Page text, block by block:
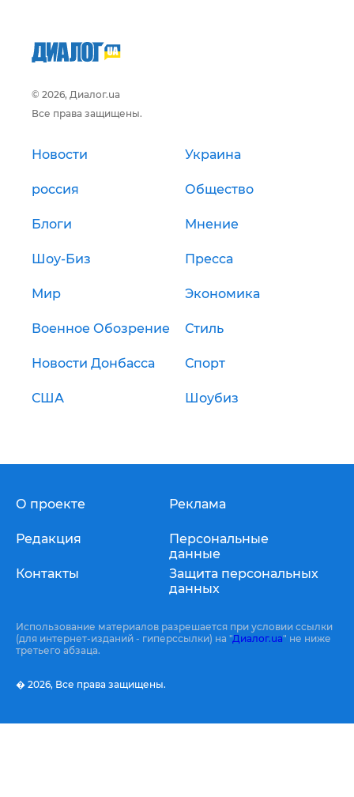
© 2026, Диалог.ua
Все права защищены.
Новости Украина
россия Общество
Блоги Мнение
Шоу-Биз Пресса
Мир Экономика
Военное Обозрение Стиль
Новости Донбасса Спорт
США Шоубиз
О проекте
Редакция
Контакты
Реклама
Персональные
данные
Защита персональных
данных
Использование материалов разрешается при условии ссылки
(для интернет-изданий - гиперссылки) на "Диалог.ua" не ниже
третьего абзаца.
� 2026, Все права защищены.